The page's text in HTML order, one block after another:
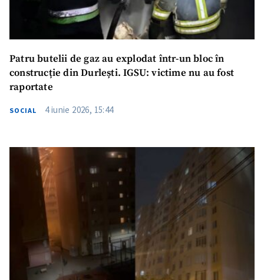
Patru butelii de gaz au explodat într-un bloc în
construcție din Durlești. IGSU: victime nu au fost
raportate
SOCIAL 4 iunie 2026, 15:44